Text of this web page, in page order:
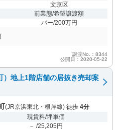
文京区
前業態/希望譲渡額
バー/200万円
譲渡No.：8344
公開日：2020-05-22
）地上1階店舗の居抜き売却案
(JR京浜東北・根岸線) 徒歩 4分
現賃料/坪単価
－ /25,205円